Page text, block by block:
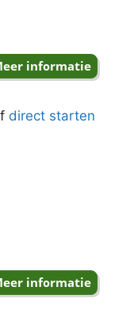
direct starten